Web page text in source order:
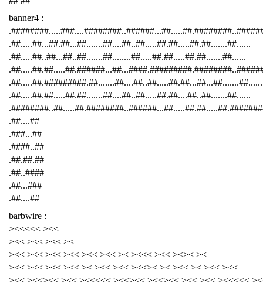
banner4 :
.##.....##...##.##...##.......##....##..##.....##.##.....##.##.......##......
.##.....##..##...##..##.......##........##.....##.##.....##.##.......##......
.##.....##.#########.##.......##....##..##.....##.##...##...##.......##......
.##.....##.##.....##.##.......##....##..##.....##.##....##..##.......##......
.##....##
.###...##
.####..##
.##.##.##
.##..####
.##...###
.##....##
barbwire :
><<<<< ><<
><< ><< ><< ><
><< ><< ><< ><< ><< ><< >< ><<< ><< ><>< ><
><< ><< ><< ><< >< ><< ><< ><<>< >< ><< >< ><< ><<
><< ><<><< ><< ><<<<< ><<><< ><<><< ><< ><< ><<<<<